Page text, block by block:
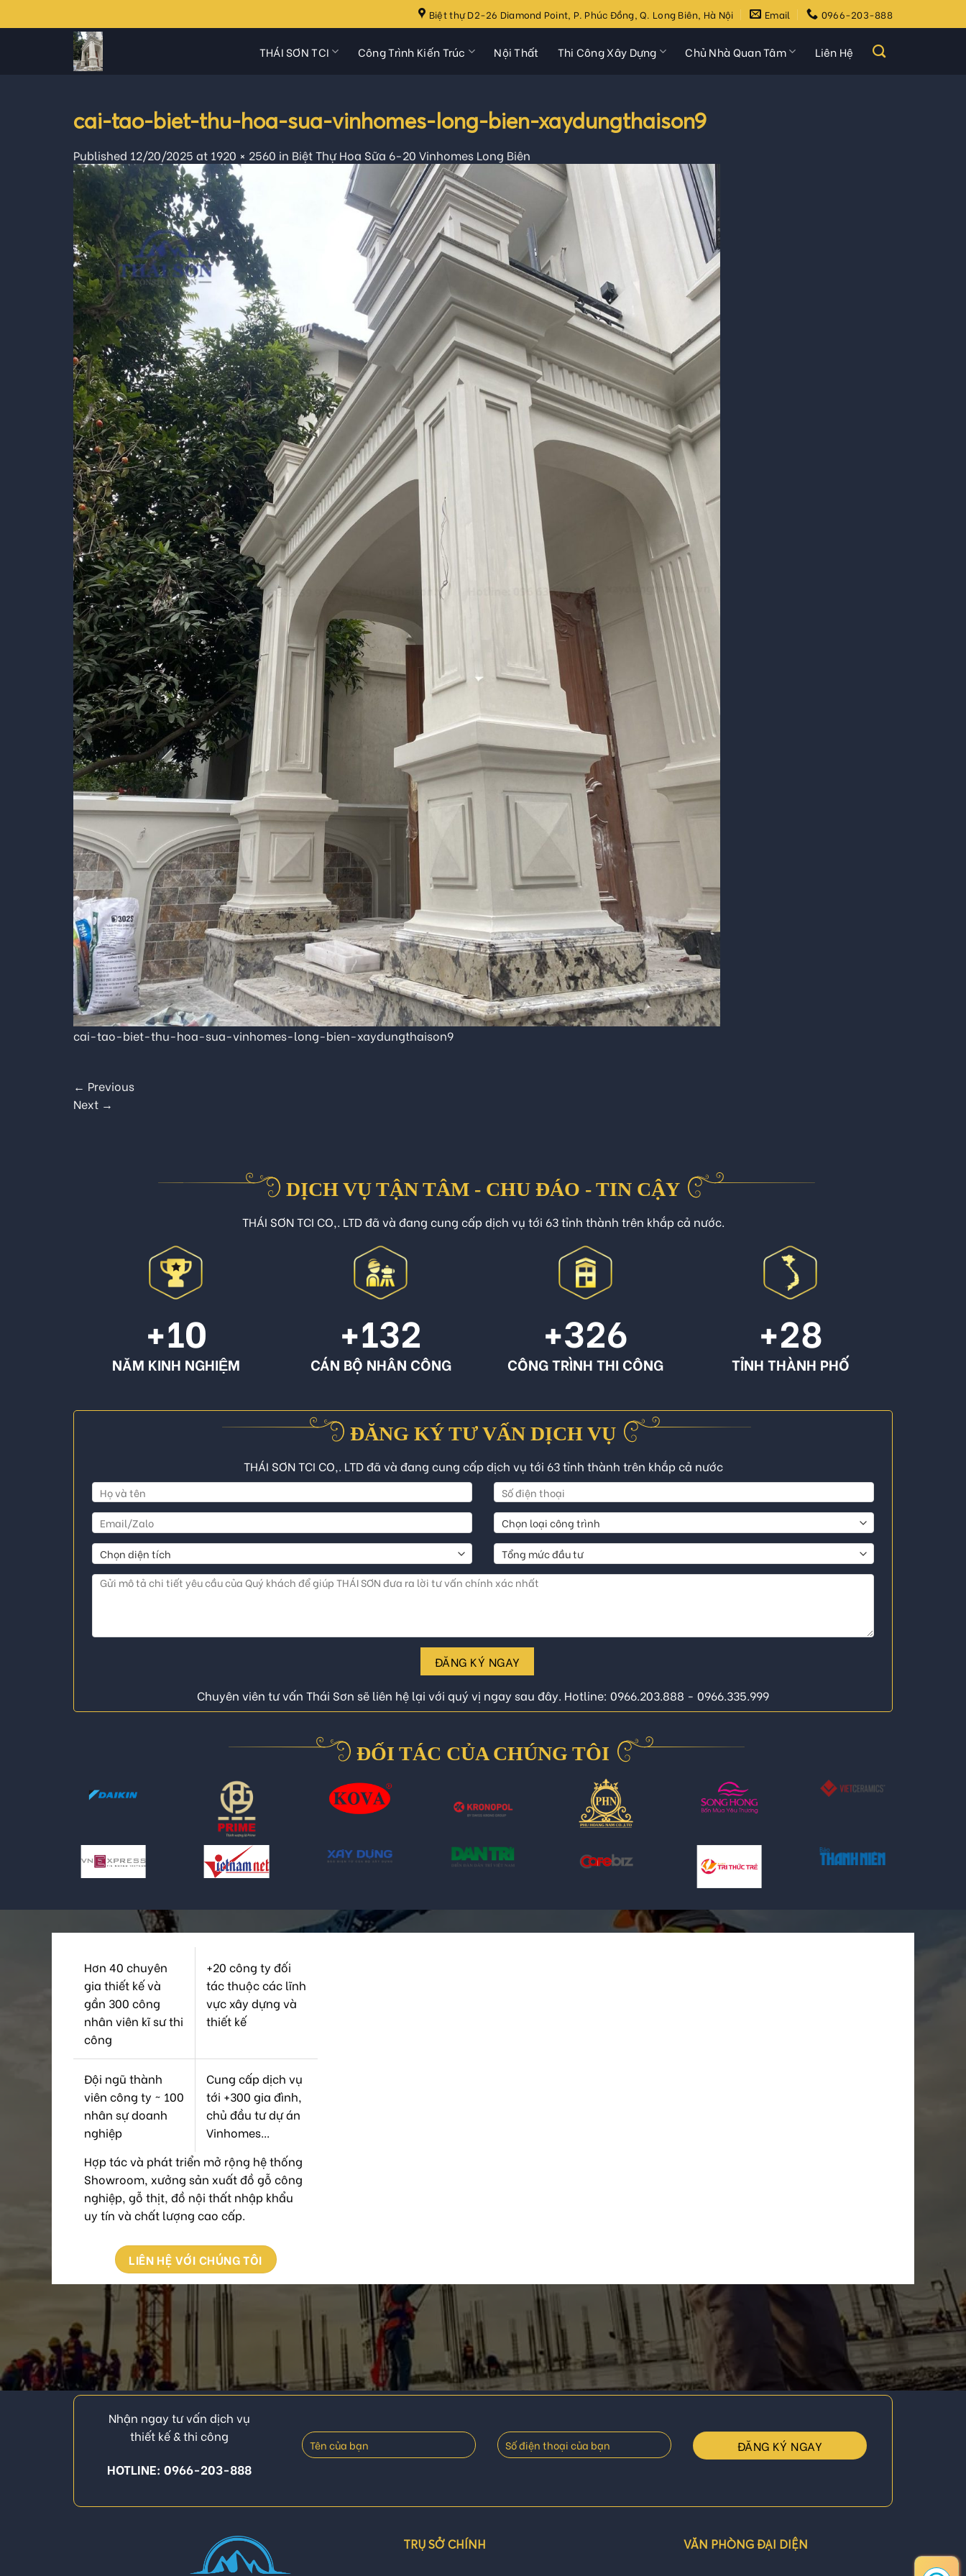
to
Biệt thự D2-26 Diamond Point, P. Phúc Đồng, Q. Long Biên, Hà Nội Email 0966-203-888
THÁI SƠN TCI Công Trình Kiến Trúc Nội Thất Thi Công Xây Dựng Chủ Nhà Quan Tâm Liên Hệ
cai-tao-biet-thu-hoa-sua-vinhomes-long-bien-xaydungthaison9
Published 12/20/2025 at 1920 × 2560 in Biệt Thự Hoa Sữa 6-20 Vinhomes Long Biên
cai-tao-biet-thu-hoa-sua-vinhomes-long-bien-xaydungthaison9
← Previous
Next →
DỊCH VỤ TẬN TÂM - CHU ĐÁO - TIN CẬY
THÁI SƠN TCI CO,. LTD đã và đang cung cấp dịch vụ tới 63 tỉnh thành trên khắp cả nước.
+10
NĂM KINH NGHIỆM
+132
CÁN BỘ NHÂN CÔNG
+326
CÔNG TRÌNH THI CÔNG
+28
TỈNH THÀNH PHỐ
ĐĂNG KÝ TƯ VẤN DỊCH VỤ
THÁI SƠN TCI CO,. LTD đã và đang cung cấp dịch vụ tới 63 tỉnh thành trên khắp cả nước
ĐĂNG KÝ NGAY
Chuyên viên tư vấn Thái Sơn sẽ liên hệ lại với quý vị ngay sau đây. Hotline: 0966.203.888 - 0966.335.999
ĐỐI TÁC CỦA CHÚNG TÔI
Hơn 40 chuyên
gia thiết kế và
gần 300 công
nhân viên kĩ sư thi
công
+20 công ty đối
tác thuộc các lĩnh
vực xây dựng và
thiết kế
Đội ngũ thành
viên công ty ~ 100
nhân sự doanh
nghiệp
Cung cấp dịch vụ
tới +300 gia đình,
chủ đầu tư dự án
Vinhomes...
Hợp tác và phát triển mở rộng hệ thống
Showroom, xưởng sản xuất đồ gỗ công
nghiệp, gỗ thịt, đồ nội thất nhập khẩu
uy tín và chất lượng cao cấp.
LIÊN HỆ VỚI CHÚNG TÔI
Nhận ngay tư vấn dịch vụ
thiết kế & thi công
HOTLINE: 0966-203-888
TRỤ SỞ CHÍNH VĂN PHÒNG ĐẠI DIỆN